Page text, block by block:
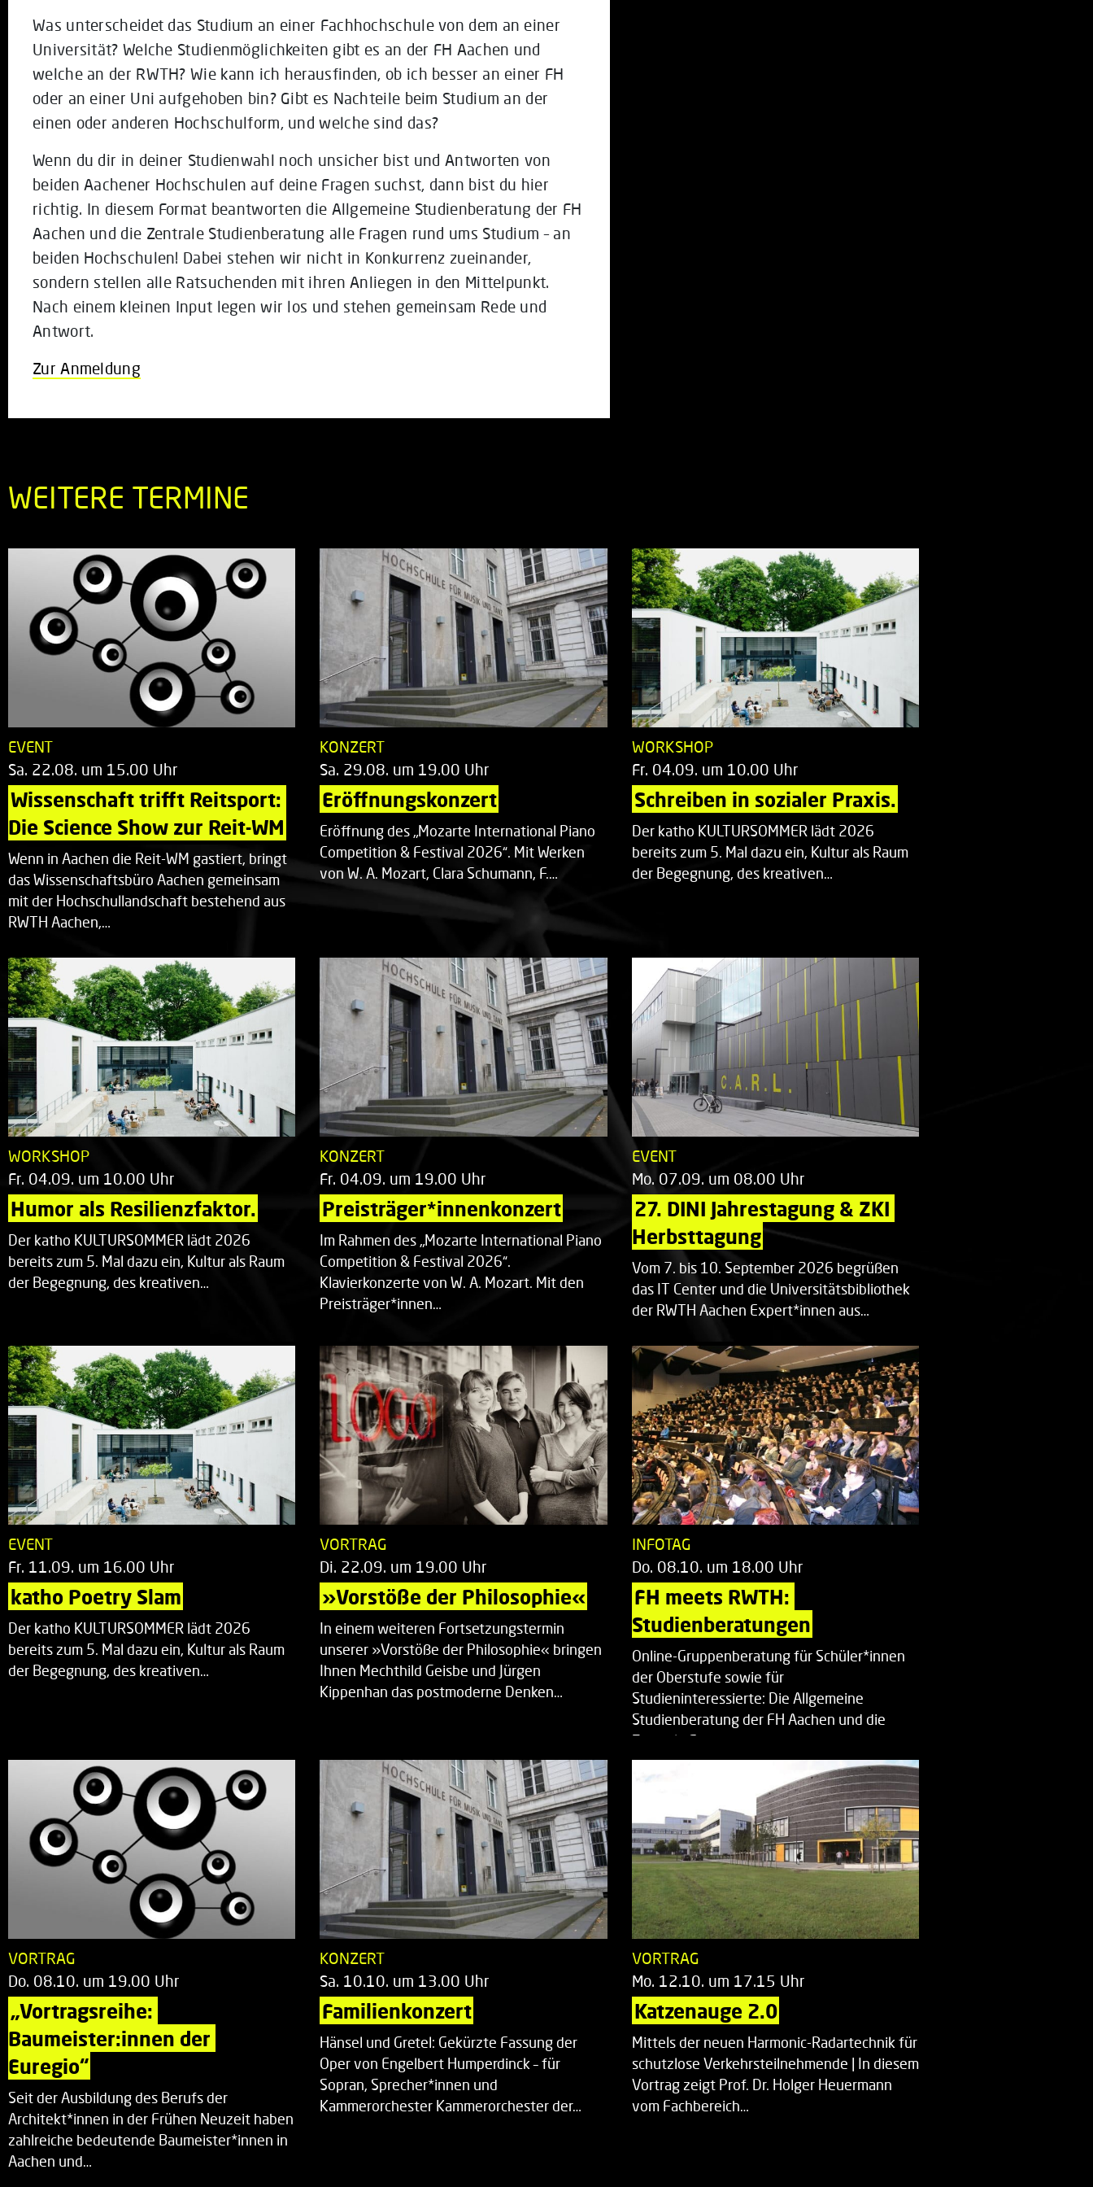
Was unterscheidet das Studium an einer Fachhochschule von dem an einer
Universität? Welche Studienmöglichkeiten gibt es an der FH Aachen und
welche an der RWTH? Wie kann ich herausfinden, ob ich besser an einer FH
oder an einer Uni aufgehoben bin? Gibt es Nachteile beim Studium an der
einen oder anderen Hochschulform, und welche sind das?
Wenn du dir in deiner Studienwahl noch unsicher bist und Antworten von
beiden Aachener Hochschulen auf deine Fragen suchst, dann bist du hier
richtig. In diesem Format beantworten die Allgemeine Studienberatung der FH
Aachen und die Zentrale Studienberatung alle Fragen rund ums Studium – an
beiden Hochschulen! Dabei stehen wir nicht in Konkurrenz zueinander,
sondern stellen alle Ratsuchenden mit ihren Anliegen in den Mittelpunkt.
Nach einem kleinen Input legen wir los und stehen gemeinsam Rede und
Antwort.
Zur Anmeldung
WEITERE TERMINE
EVENT
Sa. 22.08. um 15.00 Uhr
Wissenschaft trifft Reitsport:
Die Science Show zur Reit-WM
Wenn in Aachen die Reit-WM gastiert, bringt
das Wissenschaftsbüro Aachen gemeinsam
mit der Hochschullandschaft bestehend aus
RWTH Aachen,…
KONZERT
Sa. 29.08. um 19.00 Uhr
Eröffnungskonzert
Eröffnung des „Mozarte International Piano
Competition & Festival 2026“. Mit Werken
von W. A. Mozart, Clara Schumann, F.…
WORKSHOP
Fr. 04.09. um 10.00 Uhr
Schreiben in sozialer Praxis.
Der katho KULTURSOMMER lädt 2026
bereits zum 5. Mal dazu ein, Kultur als Raum
der Begegnung, des kreativen…
WORKSHOP
Fr. 04.09. um 10.00 Uhr
Humor als Resilienzfaktor.
Der katho KULTURSOMMER lädt 2026
bereits zum 5. Mal dazu ein, Kultur als Raum
der Begegnung, des kreativen…
KONZERT
Fr. 04.09. um 19.00 Uhr
Preisträger*innenkonzert
Im Rahmen des „Mozarte International Piano
Competition & Festival 2026“.
Klavierkonzerte von W. A. Mozart. Mit den
Preisträger*innen…
EVENT
Mo. 07.09. um 08.00 Uhr
27. DINI Jahrestagung & ZKI
Herbsttagung
Vom 7. bis 10. September 2026 begrüßen
das IT Center und die Universitätsbibliothek
der RWTH Aachen Expert*innen aus…
EVENT
Fr. 11.09. um 16.00 Uhr
katho Poetry Slam
Der katho KULTURSOMMER lädt 2026
bereits zum 5. Mal dazu ein, Kultur als Raum
der Begegnung, des kreativen…
VORTRAG
Di. 22.09. um 19.00 Uhr
»Vorstöße der Philosophie«
In einem weiteren Fortsetzungstermin
unserer »Vorstöße der Philosophie« bringen
Ihnen Mechthild Geisbe und Jürgen
Kippenhan das postmoderne Denken…
INFOTAG
Do. 08.10. um 18.00 Uhr
FH meets RWTH:
Studienberatungen
Online-Gruppenberatung für Schüler*innen
der Oberstufe sowie für
Studieninteressierte: Die Allgemeine
Studienberatung der FH Aachen und die
Zentrale Studienberatung…
VORTRAG
Do. 08.10. um 19.00 Uhr
„Vortragsreihe:
Baumeister:innen der
Euregio“
Seit der Ausbildung des Berufs der
Architekt*innen in der Frühen Neuzeit haben
zahlreiche bedeutende Baumeister*innen in
Aachen und…
KONZERT
Sa. 10.10. um 13.00 Uhr
Familienkonzert
Hänsel und Gretel: Gekürzte Fassung der
Oper von Engelbert Humperdinck – für
Sopran, Sprecher*innen und
Kammerorchester Kammerorchester der…
VORTRAG
Mo. 12.10. um 17.15 Uhr
Katzenauge 2.0
Mittels der neuen Harmonic-Radartechnik für
schutzlose Verkehrsteilnehmende | In diesem
Vortrag zeigt Prof. Dr. Holger Heuermann
vom Fachbereich…